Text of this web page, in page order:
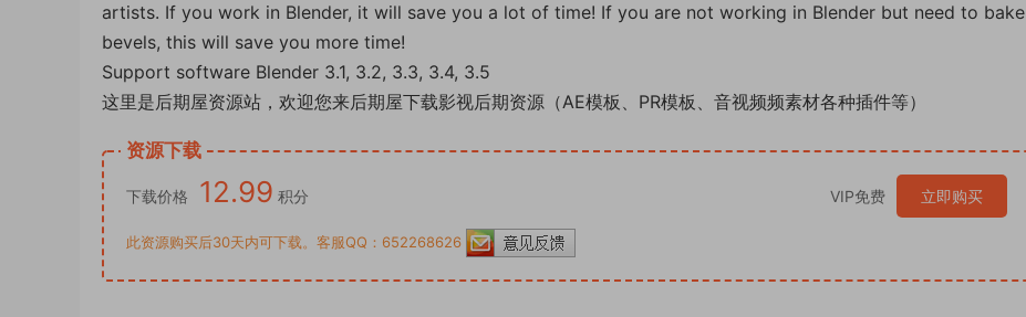
artists. If you work in Blender, it will save you a lot of time! If you are not working in Blender but need to bake
bevels, this will save you more time!
Support software Blender 3.1, 3.2, 3.3, 3.4, 3.5
这里是后期屋资源站，欢迎您来后期屋下载影视后期资源（AE模板、PR模板、音视频频素材各种插件等）
资源下载
下载价格 12.99 积分 VIP免费 立即购买
此资源购买后30天内可下载。客服QQ：652268626